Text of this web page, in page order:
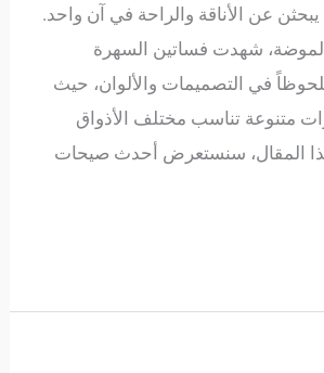
عن الأناقة والراحة في آن واحد.
شهدت فساتين السهرة
في التصميمات والألوان، حيث
متنوعة تناسب مختلف الأذواق
المقال، سنستعرض أحدث صيحات